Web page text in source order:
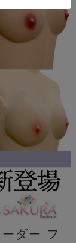
ダー フ